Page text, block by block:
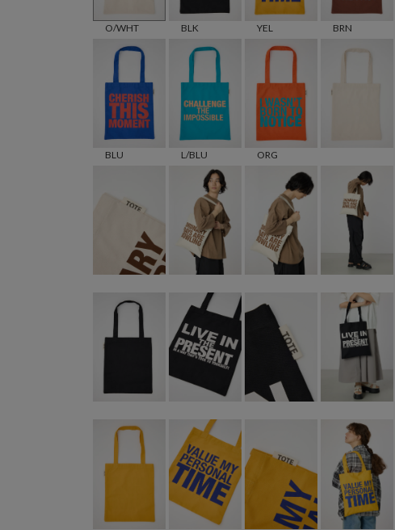
O/WHT BLK YEL BRN
BLU L/BLU ORG